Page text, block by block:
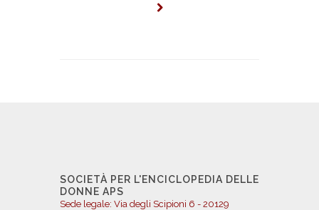
SOCIETÀ PER L'ENCICLOPEDIA DELLE
DONNE APS
Sede legale: Via degli Scipioni 6 - 20129